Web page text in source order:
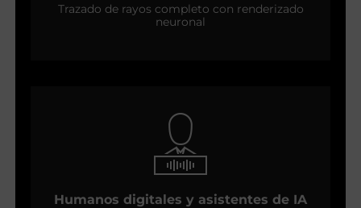
Trazado de rayos completo con renderizado
neuronal
Humanos digitales y asistentes de IA